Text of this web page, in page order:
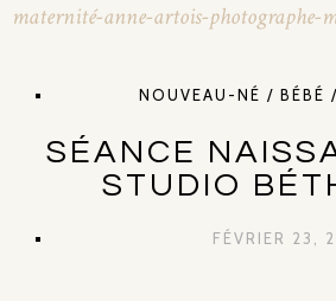
NOUVEAU-NÉ / BÉBÉ
SÉANCE
STUDIO
FÉVRIER 23,